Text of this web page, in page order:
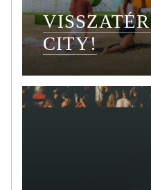
CITY!